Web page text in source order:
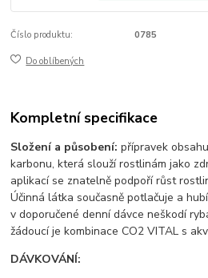
Číslo produktu: 0785
Do oblíbených
Kompletní specifikace
Složení a působení:přípravek
karbonu, která slouží rostlinám jako
aplikací se znatelně podpoří růst
Účinná látka současně potlačuje a
v doporučené denní dávce neškodí
žádoucí je kombinace CO2 VITAL s
DÁVKOVÁNÍ: